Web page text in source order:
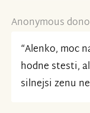
Anonymous
“Alenko, moc
hodne stesti,
silnejsi zenu